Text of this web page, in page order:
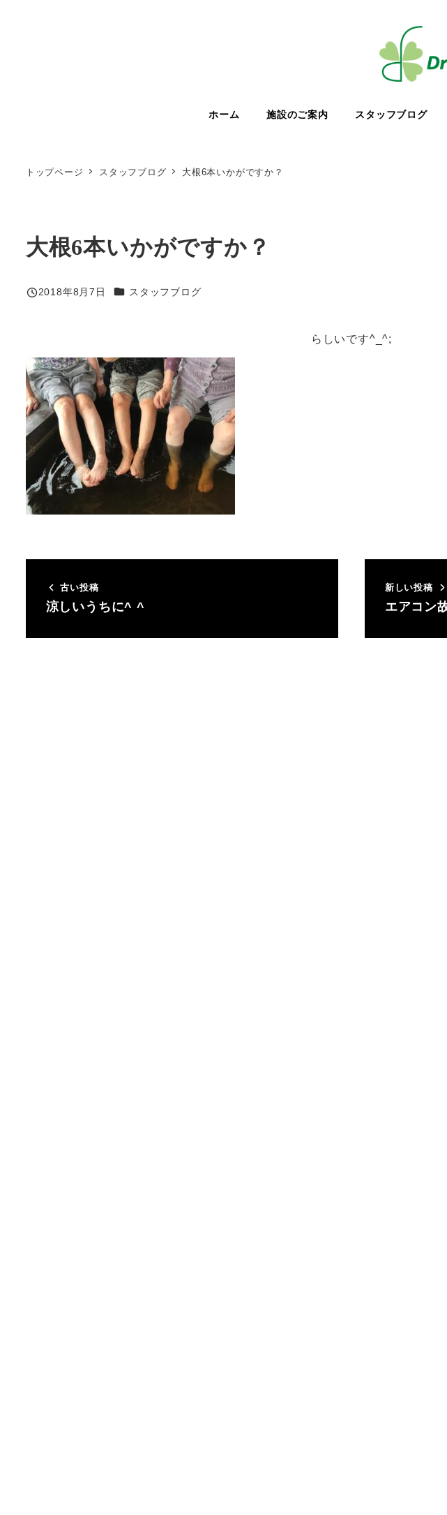
ホーム 施設のご案内 スタッフブログ
トップページ スタッフブログ 大根6本いかがですか？
大根6本いかがですか？
投稿日
2018年8月7日 カテゴリー
スタッフブログ
らしいです^_^;
古い投稿
涼しいうちに^ ^
新しい投稿
エアコン